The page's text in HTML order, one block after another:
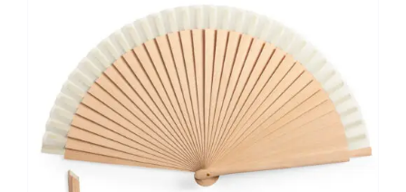
se
pueden
elegir
en
la
página
de
producto